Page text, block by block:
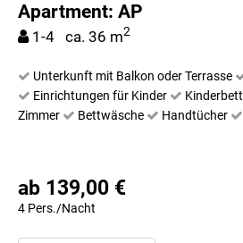
Apartment: AP
1-4 ca. 36 m2
Unterkunft mit Balkon oder Terrasse
Einrichtungen für Kinder
Kinderbett
Zimmer
Bettwäsche Handtücher
ab 139,00 €
4 Pers./Nacht